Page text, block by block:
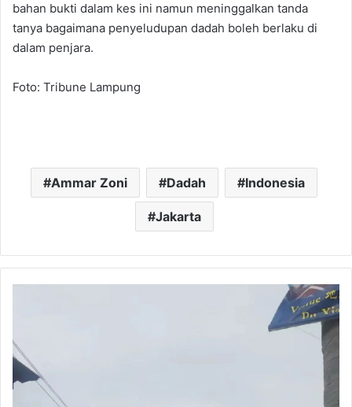
bahan bukti dalam kes ini namun meninggalkan tanda
tanya bagaimana penyeludupan dadah boleh berlaku di
dalam penjara.
Foto: Tribune Lampung
Ammar Zoni Dadah Indonesia
Jakarta
Beri
Makan
Pada
Haiwan